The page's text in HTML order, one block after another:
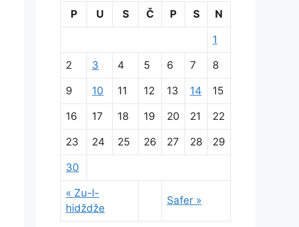
P
U S Č P S N
« Zu-l-
hidždže
Safer »
1
2 3 4 5 6 7 8
9 10 11 12 13 14 15
16 17 18 19 20 21 22
23 24 25 26 27 28 29
30